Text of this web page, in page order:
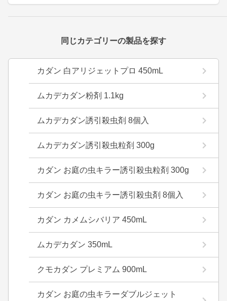
同じカテゴリーの製品を探す
カダン 白アリジェットプロ 450mL
ムカデカダン粉剤 1.1kg
ムカデカダン誘引殺虫剤 8個入
ムカデカダン誘引殺虫粒剤 300g
カダン お庭の虫キラー誘引殺虫粒剤 300g
カダン お庭の虫キラー誘引殺虫剤 8個入
カダン カメムシバリア 450mL
ムカデカダン 350mL
クモカダン プレミアム 900mL
カダン お庭の虫キラーダブルジェット